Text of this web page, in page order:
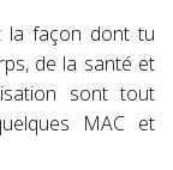
la façon dont tu
de la santé et
sont tout
MAC et